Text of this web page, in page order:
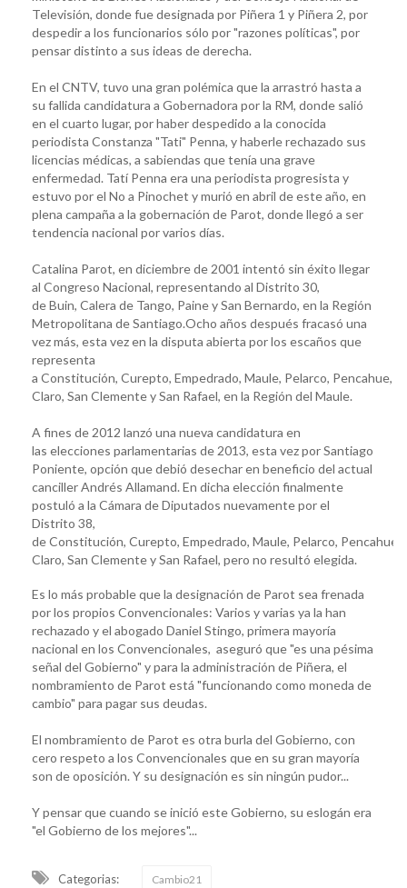
Televisión, donde fue designada por Piñera 1 y Piñera 2, por
despedir a los funcionarios sólo por "razones políticas", por
pensar distinto a sus ideas de derecha.
En el CNTV, tuvo una gran polémica que la arrastró hasta a
su fallida candidatura a Gobernadora por la RM, donde salió
en el cuarto lugar, por haber despedido a la conocida
periodista Constanza "Tati" Penna, y haberle rechazado sus
licencias médicas, a sabiendas que tenía una grave
enfermedad. Tatí Penna era una periodista progresista y
estuvo por el No a Pinochet y murió en abril de este año, en
plena campaña a la gobernación de Parot, donde llegó a ser
tendencia nacional por varios días.
Catalina Parot, en diciembre de 2001 intentó sin éxito llegar
al Congreso Nacional, representando al Distrito 30,
de Buin, Calera de Tango, Paine y San Bernardo, en la Región
Metropolitana de Santiago.Ocho años después fracasó una
vez más, esta vez en la disputa abierta por los escaños que
representa
a Constitución, Curepto, Empedrado, Maule, Pelarco, Pencahue,
Claro, San Clemente y San Rafael, en la Región del Maule.​
A fines de 2012 lanzó una nueva candidatura en
las elecciones parlamentarias de 2013, esta vez por Santiago
Poniente, opción que debió desechar en beneficio del actual
canciller Andrés Allamand. En dicha elección finalmente
postuló a la Cámara de Diputados nuevamente por el
Distrito 38,
de Constitución, Curepto, Empedrado, Maule, Pelarco, Pencahue,
Claro, San Clemente y San Rafael, pero no resultó elegida.
Es lo más probable que la designación de Parot sea frenada
por los propios Convencionales: Varios y varias ya la han
rechazado y el abogado Daniel Stingo, primera mayoría
nacional en los Convencionales, aseguró que "es una pésima
señal del Gobierno" y para la administración de Piñera, el
nombramiento de Parot está "funcionando como moneda de
cambio" para pagar sus deudas.
El nombramiento de Parot es otra burla del Gobierno, con
cero respeto a los Convencionales que en su gran mayoría
son de oposición. Y su designación es sin ningún pudor...
Y pensar que cuando se inició este Gobierno, su eslogán era
"el Gobierno de los mejores"...
Categorias: Cambio21